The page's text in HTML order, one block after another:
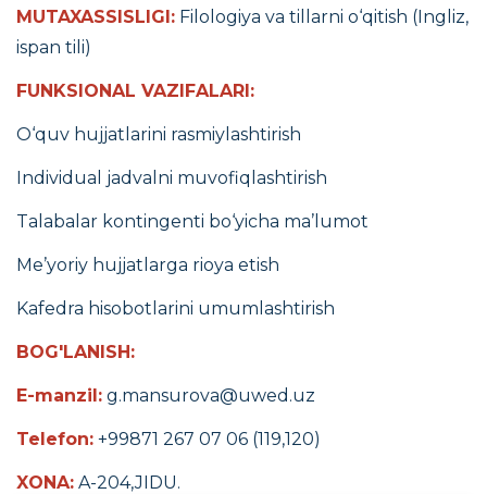
MUTAXASSISLIGI: Filologiya va tillarni o‘qitish (Ingliz,
ispan tili)
FUNKSIONAL VAZIFALARI:
O‘quv hujjatlarini rasmiylashtirish
Individual jadvalni muvofiqlashtirish
Talabalar kontingenti bo‘yicha ma’lumot
Me’yoriy hujjatlarga rioya etish
Kafedra hisobotlarini umumlashtirish
BOG'LANISH:
E-manzil: g.mansurova@uwed.uz
Telefon: +99871 267 07 06 (119,120)
XONA: A-204,JIDU.